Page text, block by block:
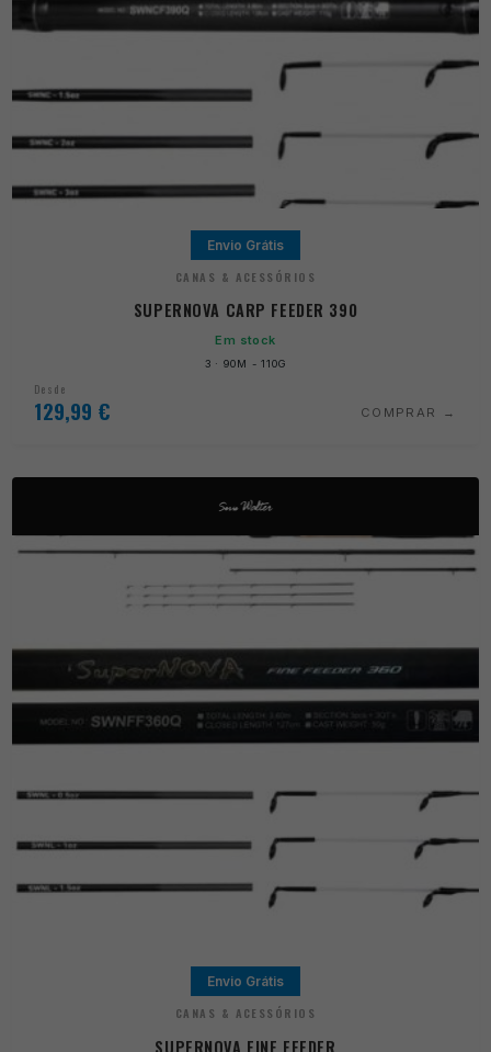
Envio Grátis
CANAS & ACESSÓRIOS
SUPERNOVA CARP FEEDER 390
Em stock
3 · 90M - 110G
Desde
129,99 € COMPRAR
Envio Grátis
CANAS & ACESSÓRIOS
SUPERNOVA FINE FEEDER